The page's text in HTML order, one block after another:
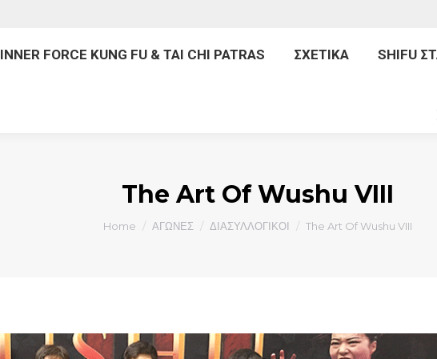
INNER FORCE KUNG FU & TAI CHI PATRAS ΣΧΕΤΙΚΑ SHIFU
The Art Of Wushu VIII
You are here:
Home ΑΓΩΝΕΣ ΔΙΑΣΥΛΛΟΓΙΚΟΙ The Art Of Wushu VIII